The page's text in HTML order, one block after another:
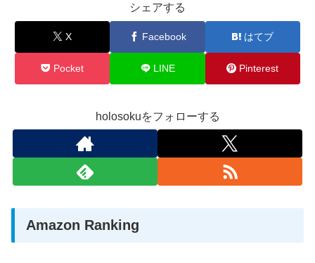
シェアする
X Facebook はてブ
Pocket LINE Pinterest
holosokuをフォローする
Amazon Ranking